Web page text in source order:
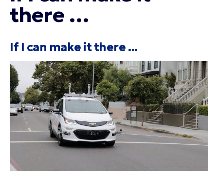
there …
If I can make it there ...